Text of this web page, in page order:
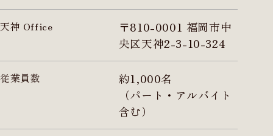
天神 Office
〒810-0001 福岡市中
央区天神2-3-10-324
従業員数
約1,000名
（パート・アルバイト
含む）